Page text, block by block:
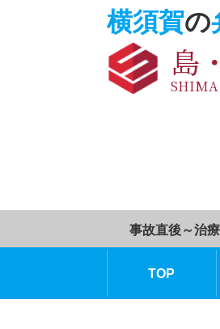
横須賀
事故直後～
TOP